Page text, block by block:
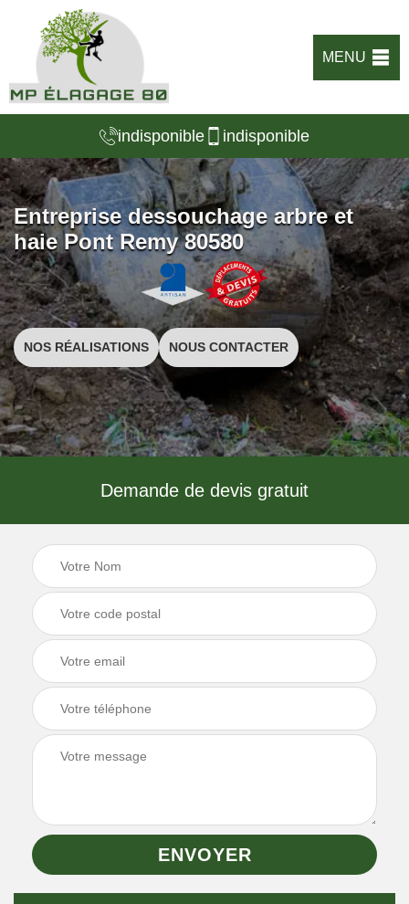
MENU
indisponible indisponible
Entreprise dessouchage arbre et
haie Pont Remy 80580
NOS RÉALISATIONS NOUS CONTACTER
Demande de devis gratuit